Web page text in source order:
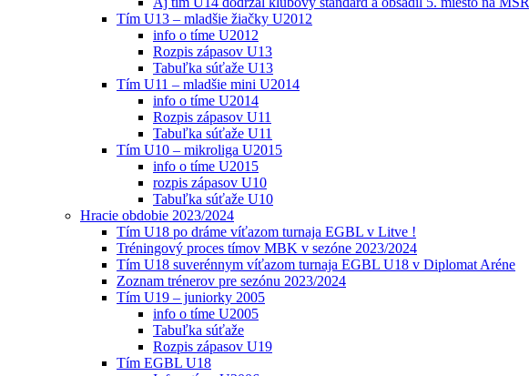
Tím U13 – mladšie žiačky U2012
info o tíme U2012
Rozpis zápasov U13
Tabuľka súťaže U13
Tím U11 – mladšie mini U2014
info o tíme U2014
Rozpis zápasov U11
Tabuľka súťaže U11
Tím U10 – mikroliga U2015
info o tíme U2015
rozpis zápasov U10
Tabuľka súťaže U10
Hracie obdobie 2023/2024
Tím U18 po dráme víťazom turnaja EGBL v Litve !
Tréningový proces tímov MBK v sezóne 2023/2024
Tím U18 suverénnym víťazom turnaja EGBL U18 v Diplomat Aréne
Zoznam trénerov pre sezónu 2023/2024
Tím U19 – juniorky 2005
info o tíme U2005
Tabuľka súťaže
Rozpis zápasov U19
Tím EGBL U18